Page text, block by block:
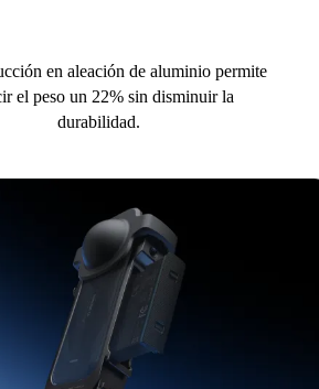
en aleación de aluminio permite
el peso un 22% sin disminuir la
durabilidad.